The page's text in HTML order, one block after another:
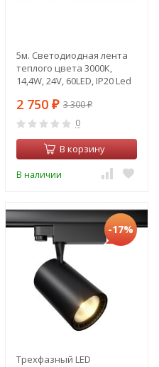
5м. Светодиодная лента
теплого цвета 3000К,
14,4W, 24V, 60LED, IP20 Led
2 750 ₽ 3 300₽
0
В корзину
В наличии
-17%
Трехфазный LED